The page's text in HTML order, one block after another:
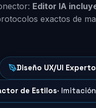
Editor IA
exactos de
Diseño UX/UI Experto
de Estilos·